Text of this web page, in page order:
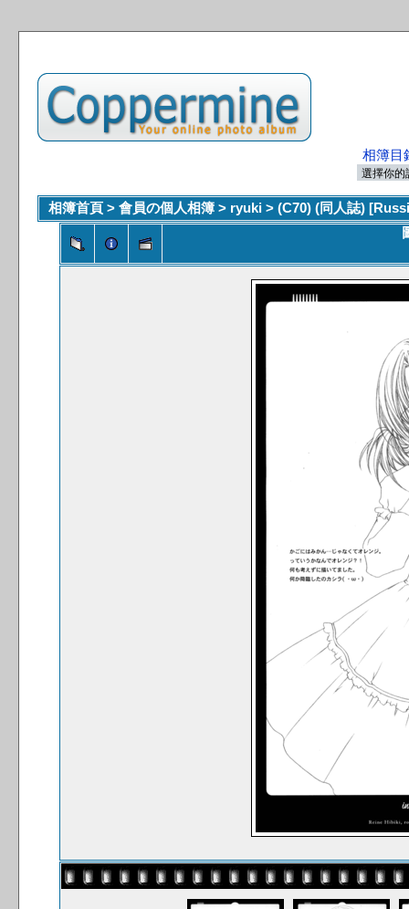
相簿目
相簿首頁 > 會員の個人相簿 > ryuki > (C70) (同人誌)